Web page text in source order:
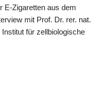
E-Zigaretten aus dem
mit Prof. Dr. rer. nat.
für zellbiologische